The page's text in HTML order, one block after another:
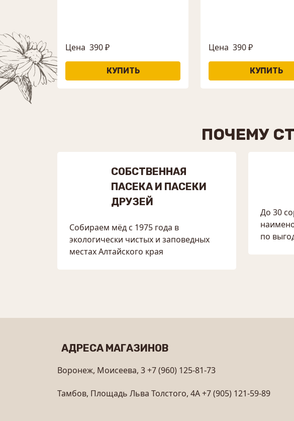
Цена 390 ₽ Цена 390 ₽
ПОЧЕМУ
СОБСТВЕННАЯ
ПАСЕКА И ПАСЕКИ
ДРУЗЕЙ
Собираем мёд с 1975 года в
экологически чистых и заповедных
местах Алтайского края
До 30
по
АДРЕСА МАГАЗИНОВ
Воронеж, Моисеева, 3+7 (960) 125-81-73
Тамбов, Площадь Льва Толстого, 4А+7 (905) 121-59-89